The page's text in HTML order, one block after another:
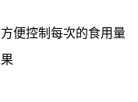
便控制每次的食用量